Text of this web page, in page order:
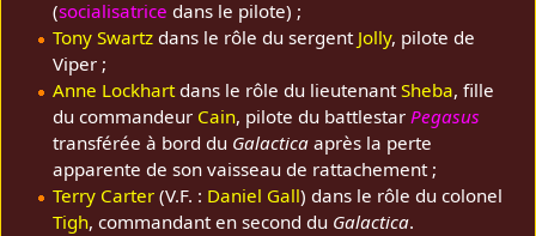
(socialisatrice dans le pilote) ;
Tony Swartzdans le rôle du sergent Jolly, pilote de
Viper ;
Anne Lockhartdans le rôle du lieutenantSheba, fille
du commandeur Cain, pilote du battlestar Pegasus
transférée à bord du Galacticaaprès la perte
apparente de son vaisseau de rattachement ;
Terry Carter(V.F. : Daniel Gall) dans le rôle du colonel
Tigh, commandant en second du Galactica.